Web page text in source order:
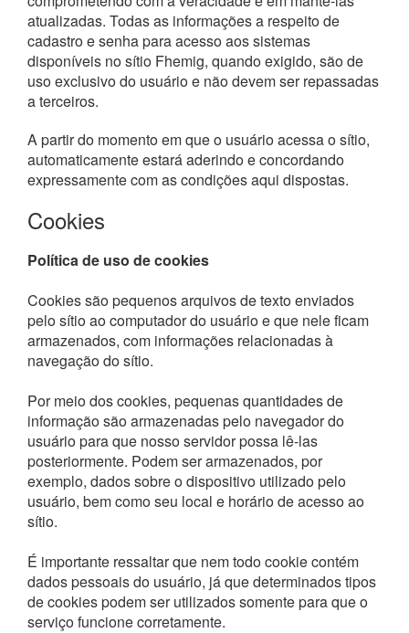
atualizadas. Todas as informações a respeito de
cadastro e senha para acesso aos sistemas
disponíveis no sítio Fhemig, quando exigido, são de
uso exclusivo do usuário e não devem ser repassadas
a terceiros.
A partir do momento em que o usuário acessa o sítio,
automaticamente estará aderindo e concordando
expressamente com as condições aqui dispostas.
Cookies
Política de uso de cookies
Cookies são pequenos arquivos de texto enviados
pelo sítio ao computador do usuário e que nele ficam
armazenados, com informações relacionadas à
navegação do sítio.
Por meio dos cookies, pequenas quantidades de
informação são armazenadas pelo navegador do
usuário para que nosso servidor possa lê-las
posteriormente. Podem ser armazenados, por
exemplo, dados sobre o dispositivo utilizado pelo
usuário, bem como seu local e horário de acesso ao
sítio.
É importante ressaltar que nem todo cookie contém
dados pessoais do usuário, já que determinados tipos
de cookies podem ser utilizados somente para que o
serviço funcione corretamente.